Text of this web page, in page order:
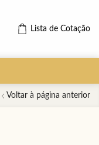
Lista de Cotação
Voltar à página anterior